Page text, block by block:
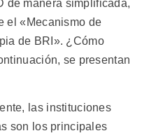
de manera simplificada,
el «Mecanismo de
de BRI». ¿Cómo
se presentan
las instituciones
son los principales